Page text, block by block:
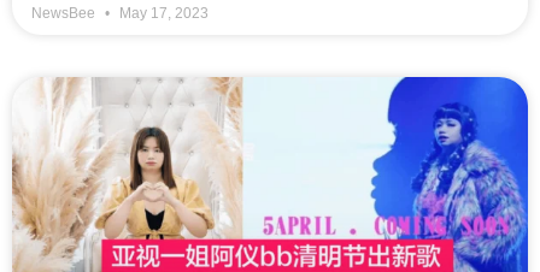
NewsBee May 17, 2023